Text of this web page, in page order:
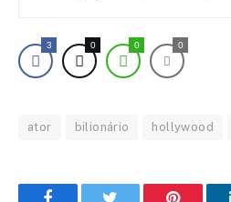
3 0 0 0
ator bilionário hollywood